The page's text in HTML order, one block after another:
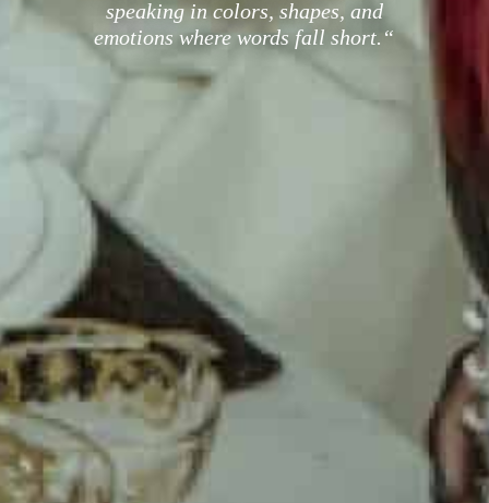
speaking in colors, shapes, and
emotions where words fall short.“